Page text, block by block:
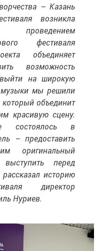
– Казань
возникла
фестиваля
объединяет
возможность
на широкую
музыки мы решили
который объединит
красивую сцену.
состоялось в
– предоставить
оригинальный
выступить перед
историю
директор
Нуриев.